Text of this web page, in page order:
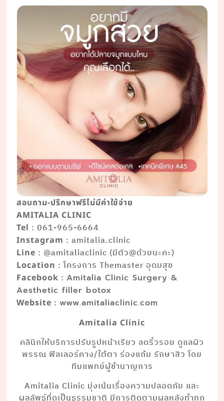
สอบถาม-ปรึกษาฟรีไม่มีค่าใช้จ่าย
AMITALIA CLINIC
Tel : 061-965-6664
Instagram : amitalia.clinic
Line : @amitaliaclinic (มีตัว@ด้วยนะคะ)
Location : โครงการ Themaster อุดมสุข
Facebook :Amitalia Clinic Surgery &
Aesthetic filler botox
Website :www.amitaliaclinic.com
Amitalia Clinic
คลินิกให้บริการปรับรูปหน้าเรียว ลดริ้วรอย ดูแลผิว
พรรณ ฟิลเลอร์คาง/ใต้ตา ร่องแก้ม รักษาสิว โดย
ทีมแพทย์ผู้ชำนาญการ
Amitalia Clinic มุ่งเน้นเรื่องความปลอดภัย และ
ผลลัพธ์ที่ดูเป็นธรรมชาติ มีการติดตามผลหลังทำทุก